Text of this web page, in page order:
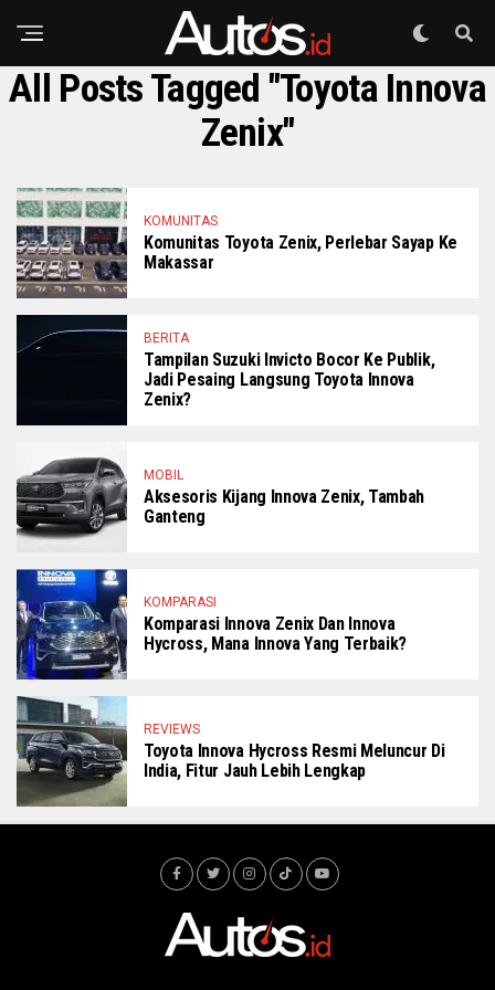
All Posts Tagged "Toyota Innova
Zenix"
KOMUNITAS
Komunitas Toyota Zenix, Perlebar Sayap Ke
Makassar
BERITA
Tampilan Suzuki Invicto Bocor Ke Publik,
Jadi Pesaing Langsung Toyota Innova
Zenix?
MOBIL
Aksesoris Kijang Innova Zenix, Tambah
Ganteng
KOMPARASI
Komparasi Innova Zenix Dan Innova
Hycross, Mana Innova Yang Terbaik?
REVIEWS
Toyota Innova Hycross Resmi Meluncur Di
India, Fitur Jauh Lebih Lengkap